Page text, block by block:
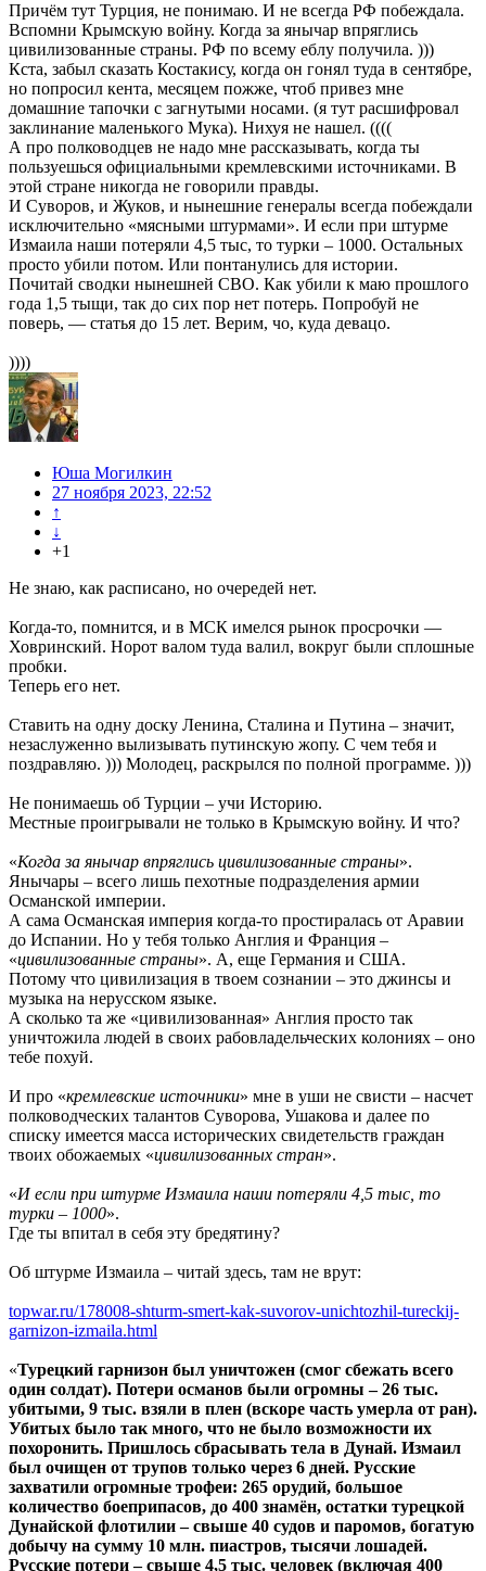
Причём тут Турция, не понимаю. И не всегда РФ побеждала.
Вспомни Крымскую войну. Когда за янычар впряглись
цивилизованные страны. РФ по всему еблу получила. )))
Кста, забыл сказать Костакису, когда он гонял туда в сентябре,
но попросил кента, месяцем пожже, чтоб привез мне
домашние тапочки с загнутыми носами. (я тут расшифровал
заклинание маленького Мука). Нихуя не нашел. ((((
А про полководцев не надо мне рассказывать, когда ты
пользуешься официальными кремлевскими источниками. В
этой стране никогда не говорили правды.
И Суворов, и Жуков, и нынешние генералы всегда побеждали
исключительно «мясными штурмами». И если при штурме
Измаила наши потеряли 4,5 тыс, то турки – 1000. Остальных
просто убили потом. Или понтанулись для истории.
Почитай сводки нынешней СВО. Как убили к маю прошлого
года 1,5 тыщи, так до сих пор нет потерь. Попробуй не
поверь, — статья до 15 лет. Верим, чо, куда девацо.
))))
Юша Могилкин
27 ноября 2023, 22:52
↑
↓
+1
Не знаю, как расписано, но очередей нет.
Когда-то, помнится, и в МСК имелся рынок просрочки —
Ховринский. Норот валом туда валил, вокруг были сплошные
пробки.
Теперь его нет.
Ставить на одну доску Ленина, Сталина и Путина – значит,
незаслуженно вылизывать путинскую жопу. С чем тебя и
поздравляю. ))) Молодец, раскрылся по полной программе. )))
Не понимаешь об Турции – учи Историю.
Местные проигрывали не только в Крымскую войну. И что?
«Когда за янычар впряглись цивилизованные страны».
Янычары – всего лишь пехотные подразделения армии
Османской империи.
А сама Османская империя когда-то простиралась от Аравии
до Испании. Но у тебя только Англия и Франция –
«цивилизованные страны». А, еще Германия и США.
Потому что цивилизация в твоем сознании – это джинсы и
музыка на нерусском языке.
А сколько та же «цивилизованная» Англия просто так
уничтожила людей в своих рабовладельческих колониях – оно
тебе похуй.
И про «кремлевские источники» мне в уши не свисти – насчет
полководческих талантов Суворова, Ушакова и далее по
списку имеется масса исторических свидетельств граждан
твоих обожаемых «цивилизованных стран».
«И если при штурме Измаила наши потеряли 4,5 тыс, то
турки – 1000».
Где ты впитал в себя эту бредятину?
Об штурме Измаила – читай здесь, там не врут:
topwar.ru/178008-shturm-smert-kak-suvorov-unichtozhil-tureckij-
garnizon-izmaila.html
«Турецкий гарнизон был уничтожен (смог сбежать всего
один солдат). Потери османов были огромны – 26 тыс.
убитыми, 9 тыс. взяли в плен (вскоре часть умерла от ран).
Убитых было так много, что не было возможности их
похоронить. Пришлось сбрасывать тела в Дунай. Измаил
был очищен от трупов только через 6 дней. Русские
захватили огромные трофеи: 265 орудий, большое
количество боеприпасов, до 400 знамён, остатки турецкой
Дунайской флотилии – свыше 40 судов и паромов, богатую
добычу на сумму 10 млн. пиастров, тысячи лошадей.
Русские потери – свыше 4,5 тыс. человек (включая 400